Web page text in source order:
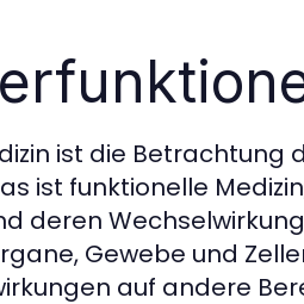
ist die Betrachtung
ist funktionelle
deren
Gewebe und
auf andere